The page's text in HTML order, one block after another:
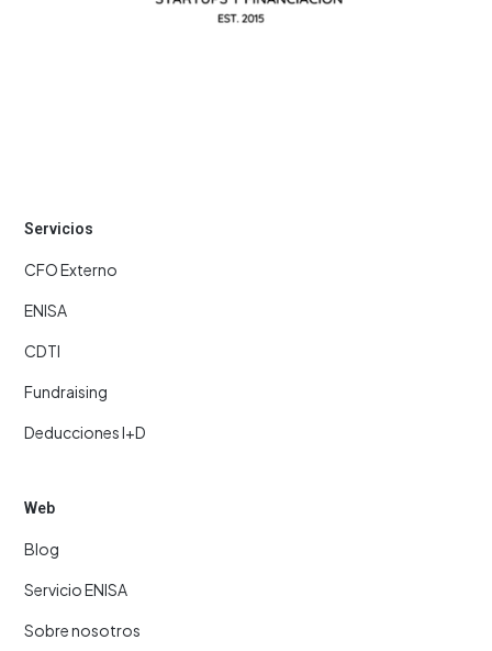
Servicios
CFO Externo
ENISA
CDTI
Fundraising
Deducciones I+D
Web
Blog
Servicio ENISA
Sobre nosotros